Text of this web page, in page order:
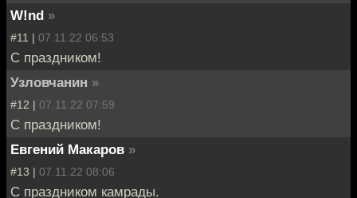
W!nd »
#11 | 07.11.22 06:53
С праздником!
Узловчанин »
#12 | 07.11.22 07:59
С праздником!
Евгений Макаров »
#13 | 07.11.22 08:06
С праздником камрады.